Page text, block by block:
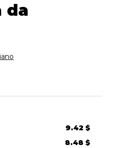
da
9.42 $
8.48 $